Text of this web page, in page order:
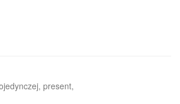
present,